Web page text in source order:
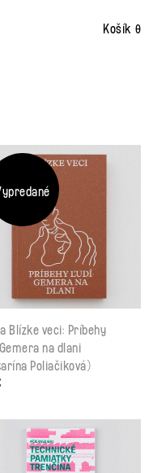
0
Blízke veci: Príbehy
na dlani
Poliačiková)